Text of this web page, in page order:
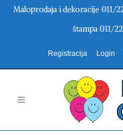
Maloprodaja i dekoracije
štampa 011/
Registracija Login